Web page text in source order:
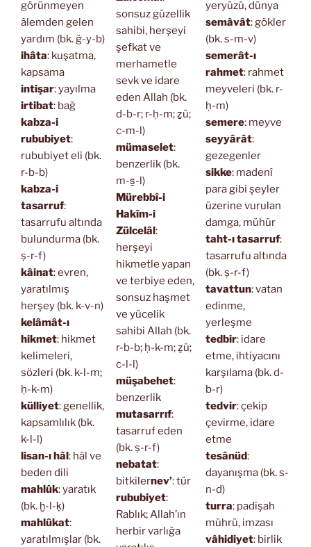
görünmeyen
âlemden gelen
yardım (bk. ğ-y-b)
ihâta: kuşatma,
kapsama
intişar: yayılma
irtibat: bağ
kabza-i
rububiyet:
rububiyet eli (bk.
r-b-b)
kabza-i
tasarruf:
tasarrufu altında
bulundurma (bk.
ṣ-r-f)
kâinat: evren,
yaratılmış
herşey (bk. k-v-n)
kelâmât-ı
hikmet: hikmet
kelimeleri,
sözleri (bk. k-l-m;
ḥ-k-m)
külliyet: genellik,
kapsamlılık (bk.
k-l-l)
lisan-ı hâl: hâl ve
beden dili
mahlûk: yaratık
(bk. ḫ-l-ḳ)
mahlûkat:
yaratılmışlar (bk.
sonsuz güzellik
sahibi, herşeyi
şefkat ve
merhametle
sevk ve idare
eden Allah (bk.
d-b-r; r-ḥ-m; ẕü;
c-m-l)
mümaselet:
benzerlik (bk.
m-s̱-l)
Mürebbî-i
Hakîm-i
Zülcelâl:
herşeyi
hikmetle yapan
ve terbiye eden,
sonsuz haşmet
ve yücelik
sahibi Allah (bk.
r-b-b; ḥ-k-m; ẕü;
c-l-l)
müşabehet:
benzerlik
mutasarrıf:
tasarruf eden
(bk. ṣ-r-f)
nebatat:
bitkilernev’: tür
rububiyet:
Rablık; Allah’ın
herbir varlığa
yeryüzü, dünya
semâvât: gökler
(bk. s-m-v)
semerât-ı
rahmet: rahmet
meyveleri (bk. r-
ḥ-m)
semere: meyve
seyyârât:
gezegenler
sikke: madenî
para gibi şeyler
üzerine vurulan
damga, mühür
taht-ı tasarruf:
tasarrufu altında
(bk. ṣ-r-f)
tavattun: vatan
edinme,
yerleşme
tedbir: idare
etme, ihtiyacını
karşılama (bk. d-
b-r)
tedvir: çekip
çevirme, idare
etme
tesânüd:
dayanışma (bk. s-
n-d)
turra: padişah
mührü, imzası
vâhidiyet: birlik